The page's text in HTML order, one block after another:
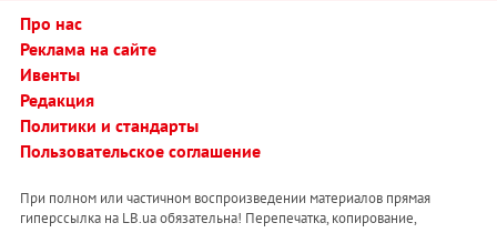
Про нас
Реклама на сайте
Ивенты
Редакция
Политики и стандарты
Пользовательское соглашение
При полном или частичном воспроизведении материалов прямая
гиперссылка на LB.ua обязательна! Перепечатка, копирование,